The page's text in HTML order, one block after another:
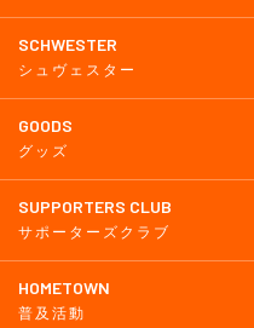
SCHWESTER
シュヴェスター
GOODS
グッズ
SUPPORTERS CLUB
サポーターズクラブ
HOMETOWN
普及活動